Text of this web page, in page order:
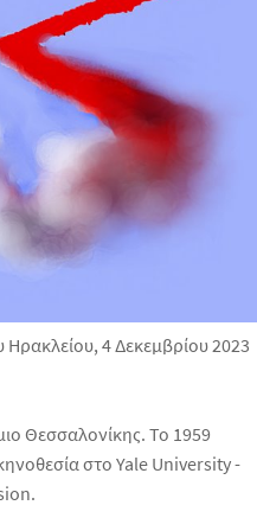
4 Δεκεμβρίου 2023
Θεσσαλονίκης. Το 1959
στο Yale University -